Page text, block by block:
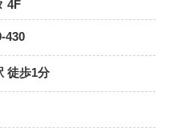
4F
430
徒歩1分